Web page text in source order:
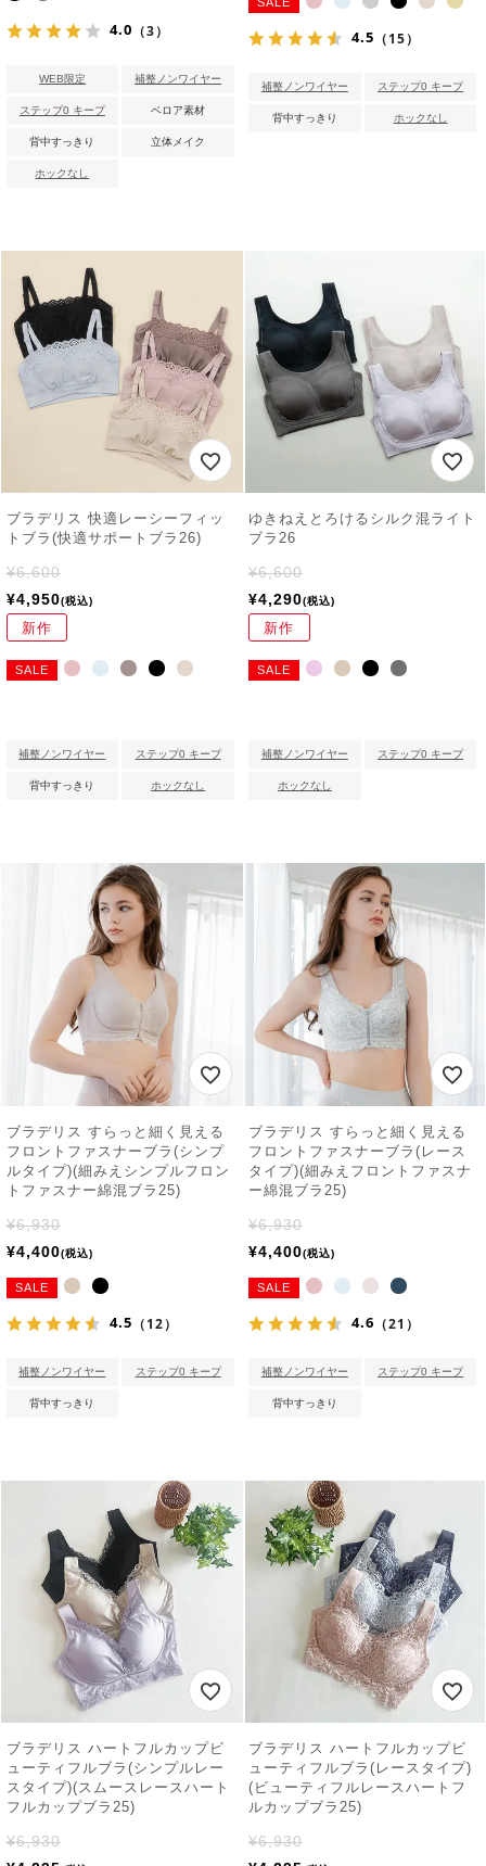
4.0 （3）
WEB限定 補整ノンワイヤー
ステップ0 キープ ベロア素材
背中すっきり 立体メイク
ホックなし
4.5 （15）
補整ノンワイヤー ステップ0 キープ
背中すっきり ホックなし
ブラデリス 快適レーシーフィッ
トブラ(快適サポートブラ26)
¥6,600
¥4,950 税込
新作
SALE
補整ノンワイヤー ステップ0 キープ
背中すっきり ホックなし
ゆきねえとろけるシルク混ライト
ブラ26
¥6,600
¥4,290 税込
新作
SALE
補整ノンワイヤー ステップ0 キープ
ホックなし
ブラデリス すらっと細く見える
フロントファスナーブラ(シンプ
ルタイプ)(細みえシンプルフロン
トファスナー綿混ブラ25)
¥6,930
¥4,400 税込
SALE
4.5 （12）
補整ノンワイヤー ステップ0 キープ
背中すっきり
ブラデリス すらっと細く見える
フロントファスナーブラ(レース
タイプ)(細みえフロントファスナ
ー綿混ブラ25)
¥6,930
¥4,400 税込
SALE
4.6 （21）
補整ノンワイヤー ステップ0 キープ
背中すっきり
ブラデリス ハートフルカップビ
ューティフルブラ(シンプルレー
スタイプ)(スムースレースハート
フルカップブラ25)
¥6,930
ブラデリス ハートフルカップビ
ューティフルブラ(レースタイプ)
(ビューティフルレースハートフ
ルカップブラ25)
¥6,930